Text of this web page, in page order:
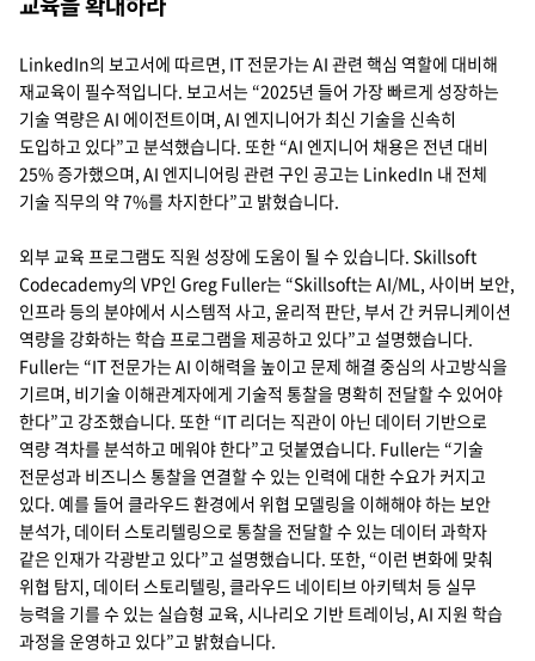
LinkedIn의 보고서에 따르면, IT 전문가는 AI 관련 핵심 역할에 대비해
재교육이 필수적입니다. 보고서는 “2025년 들어 가장 빠르게 성장하는
기술 역량은 AI 에이전트이며, AI 엔지니어가 최신 기술을 신속히
도입하고 있다”고 분석했습니다. 또한 “AI 엔지니어 채용은 전년 대비
25% 증가했으며, AI 엔지니어링 관련 구인 공고는 LinkedIn 내 전체
기술 직무의 약 7%를 차지한다”고 밝혔습니다.
외부 교육 프로그램도 직원 성장에 도움이 될 수 있습니다. Skillsoft
Codecademy의 VP인 Greg Fuller는 “Skillsoft는 AI/ML, 사이버 보안,
인프라 등의 분야에서 시스템적 사고, 윤리적 판단, 부서 간 커뮤니케이션
역량을 강화하는 학습 프로그램을 제공하고 있다”고 설명했습니다.
Fuller는 “IT 전문가는 AI 이해력을 높이고 문제 해결 중심의 사고방식을
기르며, 비기술 이해관계자에게 기술적 통찰을 명확히 전달할 수 있어야
한다”고 강조했습니다. 또한 “IT 리더는 직관이 아닌 데이터 기반으로
역량 격차를 분석하고 메워야 한다”고 덧붙였습니다. Fuller는 “기술
전문성과 비즈니스 통찰을 연결할 수 있는 인력에 대한 수요가 커지고
있다. 예를 들어 클라우드 환경에서 위협 모델링을 이해해야 하는 보안
분석가, 데이터 스토리텔링으로 통찰을 전달할 수 있는 데이터 과학자
같은 인재가 각광받고 있다”고 설명했습니다. 또한, “이런 변화에 맞춰
위협 탐지, 데이터 스토리텔링, 클라우드 네이티브 아키텍처 등 실무
능력을 기를 수 있는 실습형 교육, 시나리오 기반 트레이닝, AI 지원 학습
과정을 운영하고 있다”고 밝혔습니다.